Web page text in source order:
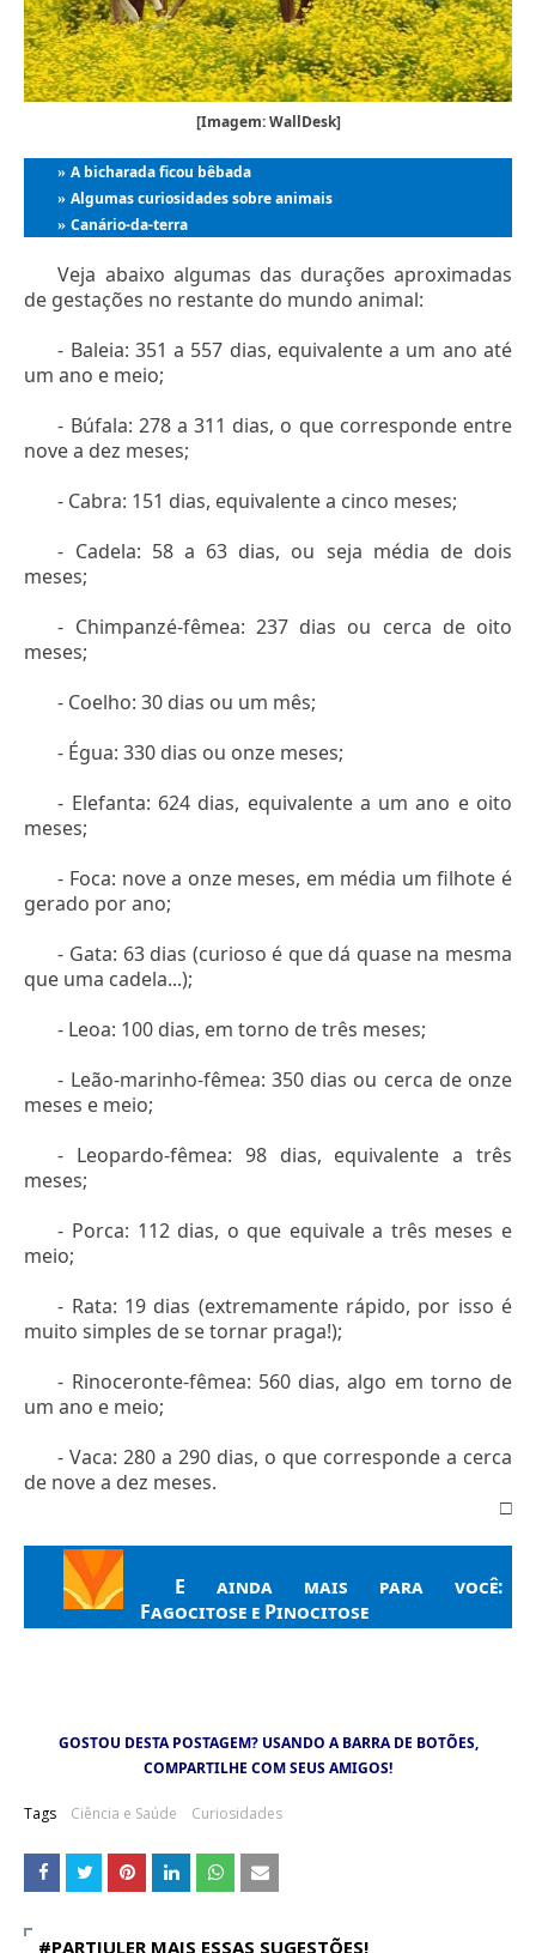
[Imagem: WallDesk]
» A bicharada ficou bêbada
» Algumas curiosidades sobre animais
» Canário-da-terra
Veja abaixo algumas das durações aproximadas
de gestações no restante do mundo animal:
- Baleia: 351 a 557 dias, equivalente a um ano até
um ano e meio;
- Búfala: 278 a 311 dias, o que corresponde entre
nove a dez meses;
- Cabra: 151 dias, equivalente a cinco meses;
- Cadela: 58 a 63 dias, ou seja média de dois
meses;
- Chimpanzé-fêmea: 237 dias ou cerca de oito
meses;
- Coelho: 30 dias ou um mês;
- Égua: 330 dias ou onze meses;
- Elefanta: 624 dias, equivalente a um ano e oito
meses;
- Foca: nove a onze meses, em média um filhote é
gerado por ano;
- Gata: 63 dias (curioso é que dá quase na mesma
que uma cadela...);
- Leoa: 100 dias, em torno de três meses;
- Leão-marinho-fêmea: 350 dias ou cerca de onze
meses e meio;
- Leopardo-fêmea: 98 dias, equivalente a três
meses;
- Porca: 112 dias, o que equivale a três meses e
meio;
- Rata: 19 dias (extremamente rápido, por isso é
muito simples de se tornar praga!);
- Rinoceronte-fêmea: 560 dias, algo em torno de
um ano e meio;
- Vaca: 280 a 290 dias, o que corresponde a cerca
de nove a dez meses.
□
E ainda mais para você:
Fagocitose e Pinocitose
GOSTOU DESTA POSTAGEM? USANDO A BARRA DE BOTÕES,
COMPARTILHE COM SEUS AMIGOS!
Tags Ciência e Saúde Curiosidades
#PARTIULER MAIS ESSAS SUGESTÕES!